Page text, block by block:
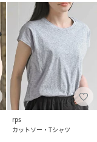
rps
カットソー・Tシャツ